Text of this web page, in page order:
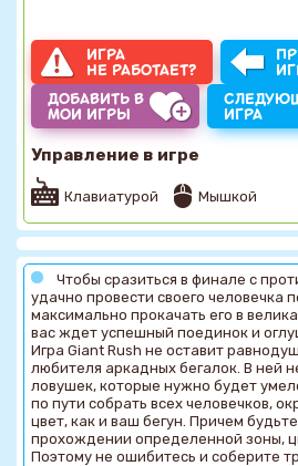
ИГРА
НЕ РАБОТАЕТ?
ДОБАВИТЬ В
МОИ ИГРЫ
ИГРА
Управление в игре
Клавиатурой Мышкой
Чтобы сразиться в финале с
удачно провести своего человечка
максимально прокачать его в
вас ждет успешный поединок и
Игра Giant Rush не оставит
любителя аркадных бегалок. В ней
ловушек, которые нужно будет
по пути собрать всех человечков,
цвет, как и ваш бегун. Причем
прохождении определенной зоны,
Поэтому не ошибитесь и соберите